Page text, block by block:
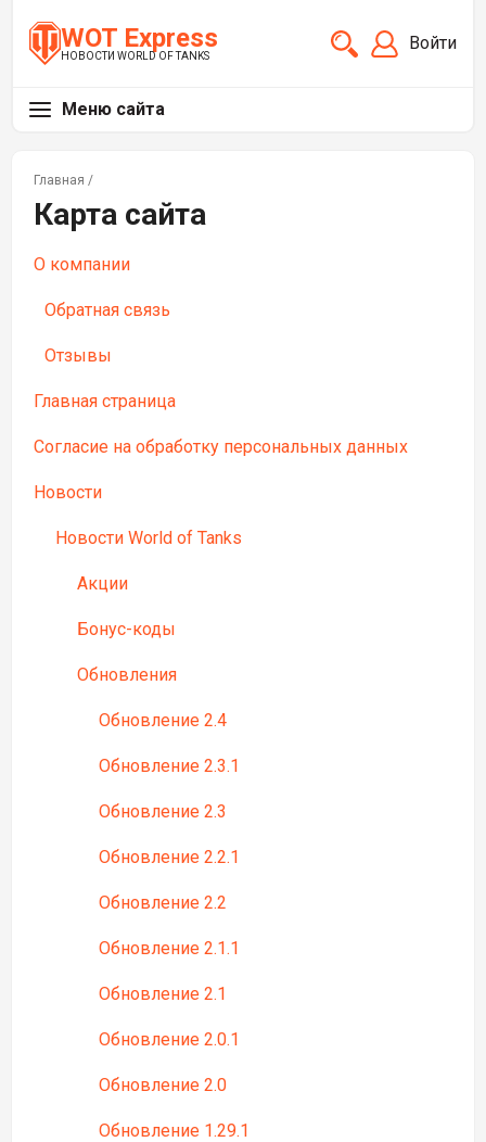
WOT Express
НОВОСТИ WORLD OF TANKS
Войти
Меню сайта
Главная /
Карта сайта
О компании
Обратная связь
Отзывы
Главная страница
Согласие на обработку персональных данных
Новости
Новости World of Tanks
Акции
Бонус-коды
Обновления
Обновление 2.4
Обновление 2.3.1
Обновление 2.3
Обновление 2.2.1
Обновление 2.2
Обновление 2.1.1
Обновление 2.1
Обновление 2.0.1
Обновление 2.0
Обновление 1.29.1